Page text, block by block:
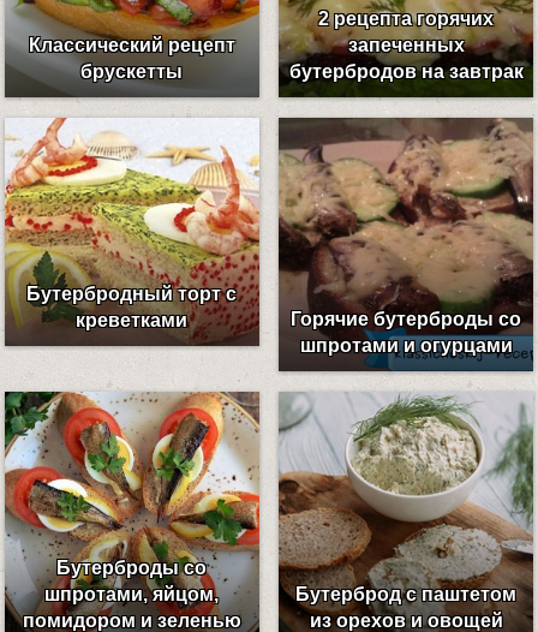
Классический рецепт
брускетты
2 рецепта горячих
запеченных
бутербродов на завтрак
Бутербродный торт с
креветками
Горячие бутерброды со
шпротами и огурцами
Бутерброды со
шпротами, яйцом,
помидором и зеленью
Бутерброд с паштетом
из орехов и овощей